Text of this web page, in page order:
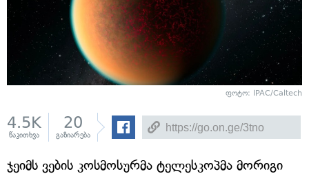
ფოტო: IPAC/Caltech
4.5K
წაკითხვა
20
გაზიარება
ჯეიმს ვების კოსმოსურმა ტელესკოპმა მორიგი